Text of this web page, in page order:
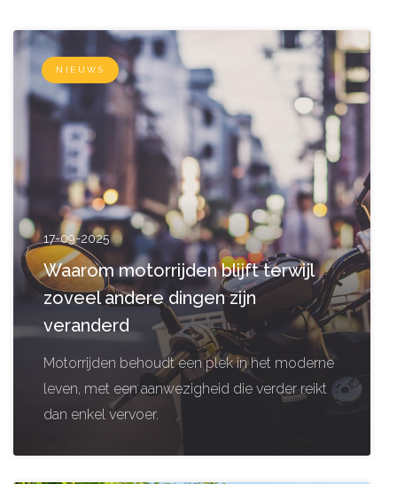
NIEUWS
17-09-2025
Waarom motorrijden blijft terwijl
zoveel andere dingen zijn
veranderd
Motorrijden behoudt een plek in het moderne
leven, met een aanwezigheid die verder reikt
dan enkel vervoer.